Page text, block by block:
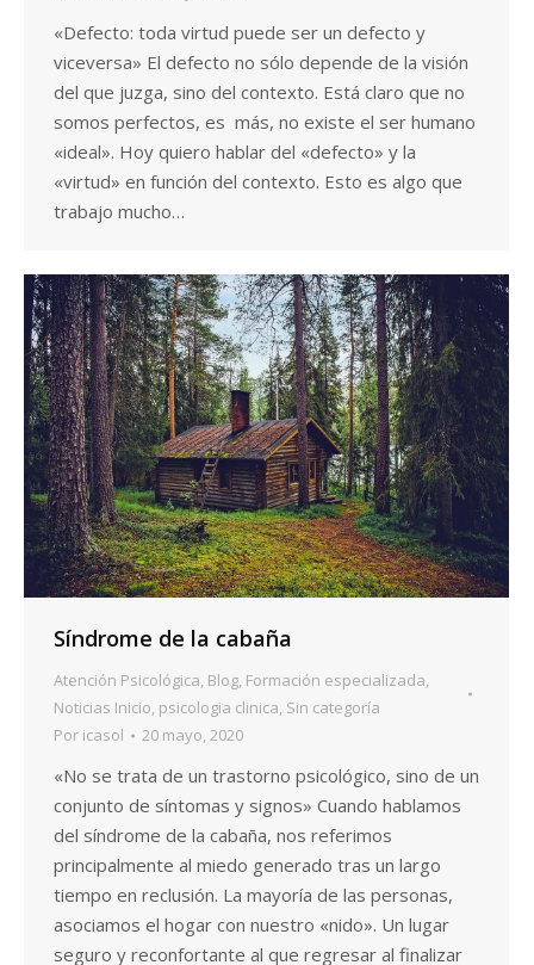
«Defecto: toda virtud puede ser un defecto y
viceversa» El defecto no sólo depende de la visión
del que juzga, sino del contexto. Está claro que no
somos perfectos, es más, no existe el ser humano
«ideal». Hoy quiero hablar del «defecto» y la
«virtud» en función del contexto. Esto es algo que
trabajo mucho…
Síndrome de la cabaña
Atención Psicológica, Blog, Formación especializada,
Noticias Inicio, psicologia clinica, Sin categoría
Por icasol 20 mayo, 2020
«No se trata de un trastorno psicológico, sino de un
conjunto de síntomas y signos» Cuando hablamos
del síndrome de la cabaña, nos referimos
principalmente al miedo generado tras un largo
tiempo en reclusión. La mayoría de las personas,
asociamos el hogar con nuestro «nido». Un lugar
seguro y reconfortante al que regresar al finalizar